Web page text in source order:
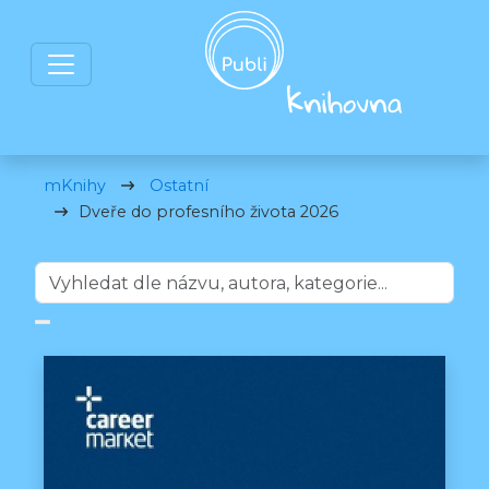
mKnihy
Ostatní
Dveře do profesního života 2026